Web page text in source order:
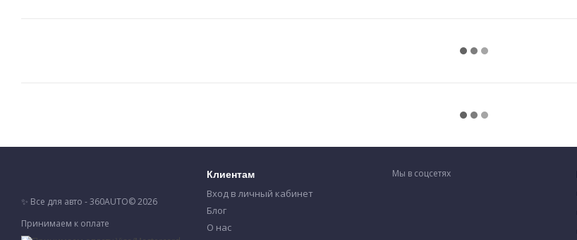
✨ Все для авто - 360AUTO© 2026
Принимаем к оплате
Клиентам
Вход в личный кабинет
Блог
О нас
Мы в соцсетях